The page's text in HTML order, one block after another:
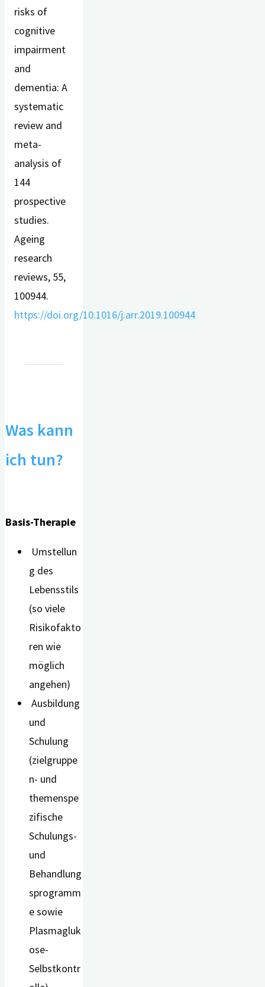
risks of
cognitive
impairment
and
dementia: A
systematic
review and
meta-
analysis of
144
prospective
studies.
Ageing
research
reviews, 55,
100944.
https://doi.org/10.1016/j.arr.2019.100944
Was kann
ich tun?
Basis-Therapie
Umstellun
g des
Lebensstils
(so viele
Risikofakto
ren wie
möglich
angehen)
Ausbildung
und
Schulung
(zielgruppe
n- und
themenspe
zifische
Schulungs-
und
Behandlung
sprogramm
e sowie
Plasmagluk
ose-
Selbstkontr